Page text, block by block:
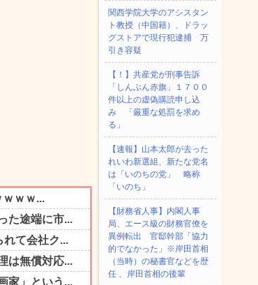
関西学院大学のアシスタン
ト教授（中国籍）、ドラッ
グストアで現行犯逮捕 万
引き容疑
【！】共産党が刑事告訴
「しんぶん赤旗」１７００
件以上の虚偽購読申し込
み 「厳重な処罰を求め
る」
【速報】山本太郎が去った
れいわ新選組、新たな党名
は「いのちの党」 略称
「いのち」
【財務省人事】内閣人事
局、エース級の財務官僚を
異例転出 官邸幹部「協力
的でなかった」※岸田首相
（当時）の秘書官などを歴
任 、岸田首相の後輩